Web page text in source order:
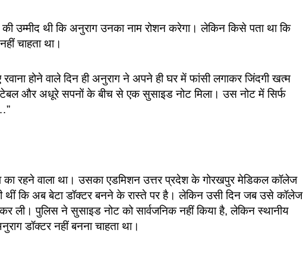
की उम्मीद थी कि अनुराग उनका नाम रोशन करेगा। लेकिन किसे पता था कि
चाहता था।
होने वाले दिन ही अनुराग ने अपने ही घर में फांसी लगाकर जिंदगी खत्म
टेबल और अधूरे सपनों के बीच से एक सुसाइड नोट मिला। उस नोट में सिर्फ
का रहने वाला था। उसका एडमिशन उत्तर प्रदेश के गोरखपुर मेडिकल कॉलेज
थीं कि अब बेटा डॉक्टर बनने के रास्ते पर है। लेकिन उसी दिन जब उसे कॉलेज
पुलिस ने सुसाइड नोट को सार्वजनिक नहीं किया है, लेकिन स्थानीय
डॉक्टर नहीं बनना चाहता था।